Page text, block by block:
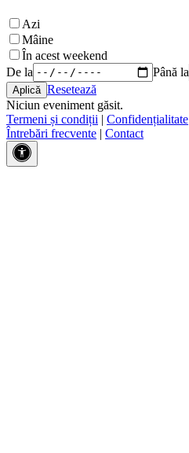
Azi
Mâine
În acest weekend
De la
Până la
Resetează
Niciun eveniment găsit.
Termeni și condiții | Confidențialitate
Întrebări frecvente | Contact